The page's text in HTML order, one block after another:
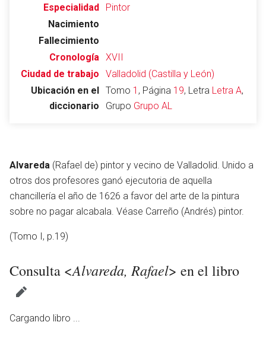
Leer Vigilar
Especialidad
Pintor
Nacimiento
Fallecimiento
Cronología XVII
Ciudad de trabajo
Valladolid (Castilla y León)
Ubicación en el
diccionario
Tomo 1 , Página 19, Letra Letra A,
Grupo Grupo AL
Alvareda (Rafael de) pintor y vecino de Valladolid. Unido a
otros dos profesores ganó ejecutoria de aquella
chancillería el año de 1626 a favor del arte de la pintura
sobre no pagar alcabala. Véase Carreño (Andrés) pintor.
(Tomo I, p.19)
Consulta <Alvareda, Rafael> en el libro
Cargando libro ...